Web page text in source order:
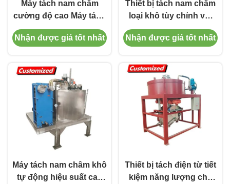
Máy tách nam châm
cường độ cao Máy tách
nam châm ướt Cho
OEM tùy chỉnh
Nhận được giá tốt nhất
Thiết bị tách nam châm
loại khô tùy chỉnh với
khả năng chống nhiệt
Nhận được giá tốt nhất
Máy tách nam châm khô
tự động hiệu suất cao
Thiết bị tách điện từ tiết
kiệm năng lượng cho